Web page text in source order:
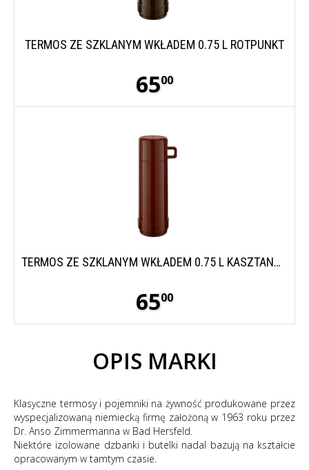
TERMOS ZE SZKLANYM WKŁADEM 0.75 L ROTPUNKT
6500
TERMOS ZE SZKLANYM WKŁADEM 0.75 L KASZTANOWY ROTPUNKT
6500
OPIS MARKI
Klasyczne termosy i pojemniki na żywność produkowane przez
wyspecjalizowaną niemiecką firmę założoną w 1963 roku przez
Dr. Anso Zimmermanna w Bad Hersfeld.
Niektóre izolowane dzbanki i butelki nadal bazują na kształcie
opracowanym w tamtym czasie.